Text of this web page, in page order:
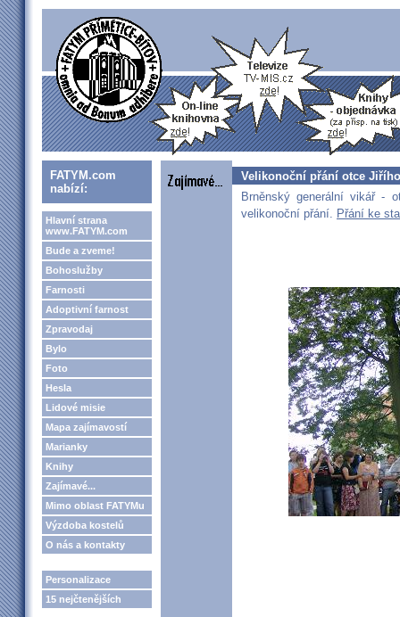
FATYM.com
nabízí:
Hlavní strana
www.FATYM.com
Bude a zveme!
Bohoslužby
Farnosti
Adoptivní farnost
Zpravodaj
Bylo
Foto
Hesla
Lidové misie
Mapa zajímavostí
Marianky
Knihy
Zajímavé...
Mimo oblast FATYMu
Výzdoba kostelů
O nás a kontakty
Personalizace
15 nejčtenějších
Velikonoční přání otce
Brněnský generální vikář -
velikonoční přání. Přání ke